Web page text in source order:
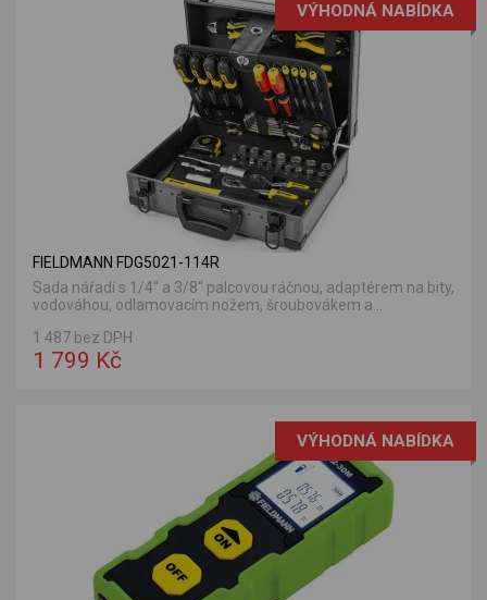
VÝHODNÁ NABÍDKA
FIELDMANN FDG5021-114R
Sada nářadí s 1/4“ a 3/8“ palcovou ráčnou, adaptérem na bity,
vodováhou, odlamovacím nožem, šroubovákem a...
1 487 bez DPH
1 799 Kč
VÝHODNÁ NABÍDKA